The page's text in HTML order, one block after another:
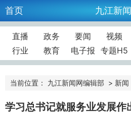
首页 九江新
直播 政务 要闻 视频
行业
教育 电子报 专题H5
当前位置： 九江新闻网编辑部 > 新闻
学习总书记就服务业发展作